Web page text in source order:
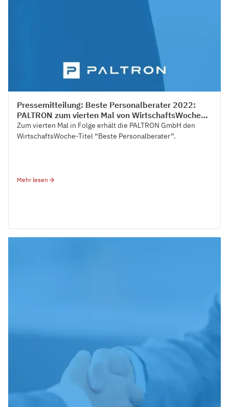
Pressemitteilung: Beste Personalberater 2022:
PALTRON zum vierten Mal von WirtschaftsWoche
ausgezeichnet
Zum‍ vierten Mal‍ in‍ Folge‍ erhält‍ die‍ PALTRON‍ GmbH‍ den‍
WirtschaftsWoche-Titel‍ “Beste‍ Personalberater”.‍
Mehr lesen